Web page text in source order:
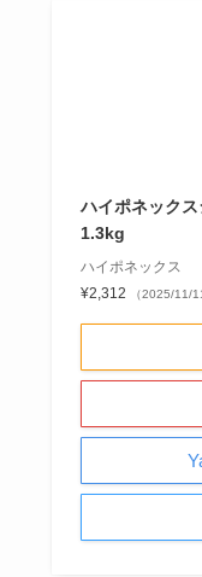
ハイポネック
1.3kg
ハイポネックス
¥2,312
（2025/11/